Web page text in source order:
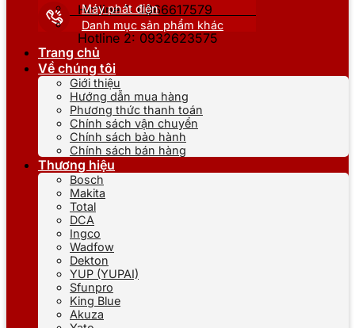
Hotline 1: 0866617579
Hotline 2: 0932623575
Máy phát điện
Danh mục sản phẩm khác
Trang chủ
Về chúng tôi
Giới thiệu
Hướng dẫn mua hàng
Phương thức thanh toán
Chính sách vận chuyển
Chính sách bảo hành
Chính sách bán hàng
Thương hiệu
Bosch
Makita
Total
DCA
Ingco
Wadfow
Dekton
YUP (YUPAI)
Sfunpro
King Blue
Akuza